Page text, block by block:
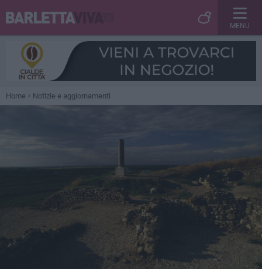
MENU
Home Notizie e aggiornamenti